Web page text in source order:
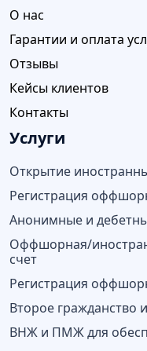
О нас
Гарантии и оплата
Отзывы
Кейсы клиентов
Контакты
Услуги
Открытие
Регистрация
Анонимные и
Оффшорная/
счет
Регистрация
Второе гражданство
ВНЖ и ПМЖ для